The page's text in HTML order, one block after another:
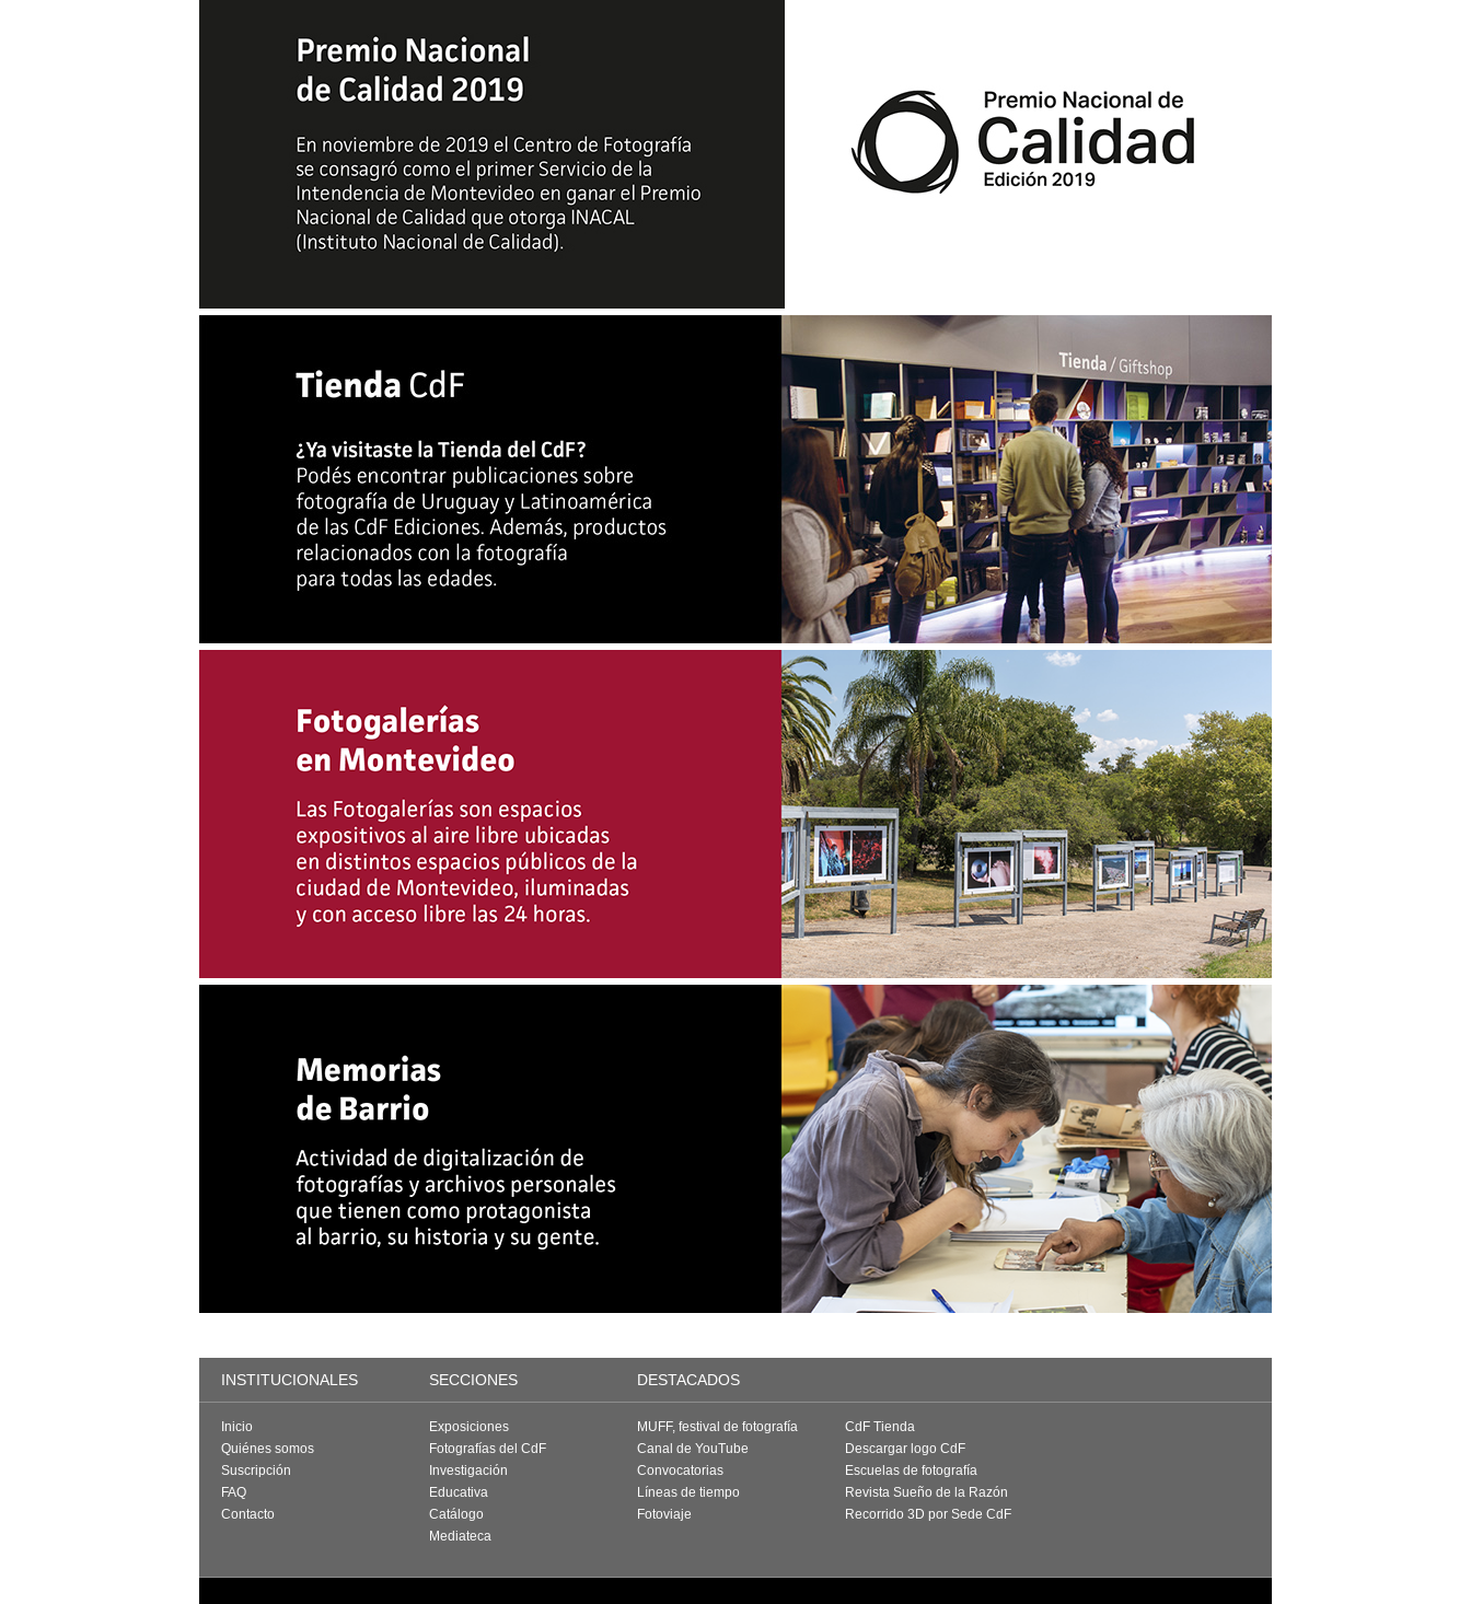
INSTITUCIONALES SECCIONES DESTACADOS
Inicio
Quiénes somos
Suscripción
FAQ
Contacto
Exposiciones
Fotografías del CdF
Investigación
Educativa
Catálogo
Mediateca
MUFF, festival de fotografía
Canal de YouTube
Convocatorias
Líneas de tiempo
Fotoviaje
CdF Tienda
Descargar logo CdF
Escuelas de fotografía
Revista Sueño de la Razón
Recorrido 3D por Sede CdF